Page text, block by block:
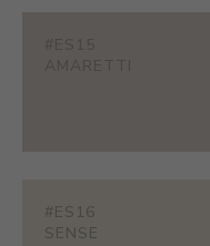
#ES16
SENSE